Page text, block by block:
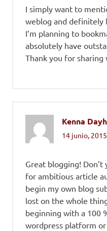
I simply want to
weblog and definitely
I’m planning to
absolutely have
Thank you for sharing
Kenna
14 junio,
Great blogging!
for ambitious article
begin my own blog
lost on the whole
beginning with a 100
wordpress platform